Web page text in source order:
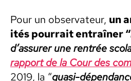
Pour un obser­va­teur, un
ités pour­rait entraîn­er “
d’assurer une ren­trée
rap­port de la Cour des
2019, la “qua­si-